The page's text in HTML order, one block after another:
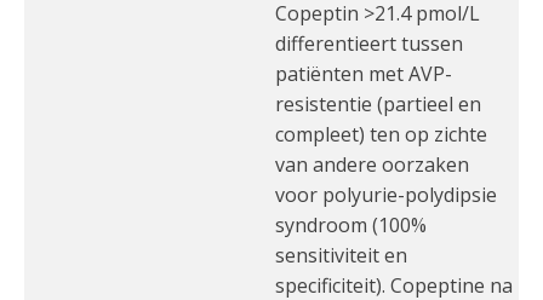
Copeptin >21.4 pmol/L
differentieert tussen
patiënten met AVP-
resistentie (partieel en
compleet) ten op zichte
van andere oorzaken
voor polyurie-polydipsie
syndroom (100%
sensitiviteit en
specificiteit). Copeptine na